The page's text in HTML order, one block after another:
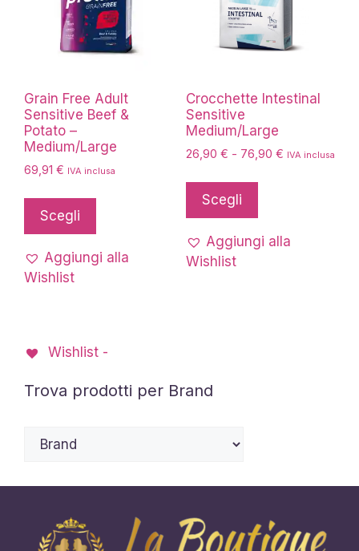
Grain Free Adult
Sensitive Beef &
Potato –
Medium/Large
69,91 € IVA inclusa
Scegli
ha
più
essere
nella
Aggiungi alla
Wishlist
Crocchette Intestinal
Sensitive
Medium/Large
26,90 € - 76,90 €Fascia
a
IVA inclusa
Scegli
ha
più
Aggiungi alla
Wishlist
Wishlist -
Trova prodotti per Brand